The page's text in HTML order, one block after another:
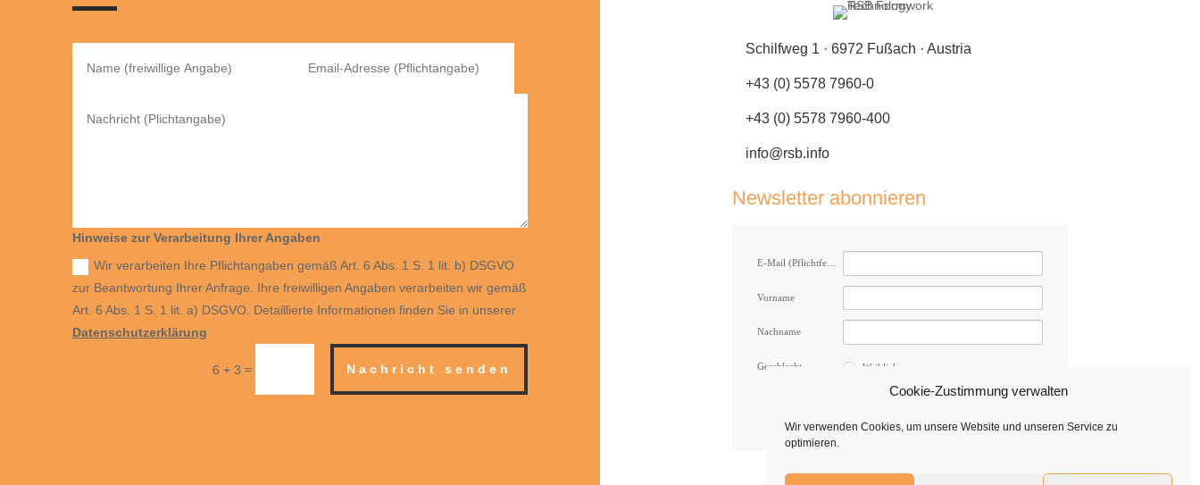
Cookie-Zustimmung verwalten
Wir verwenden Cookies, um unsere Website und unseren Service zu
optimieren.
Hinweise zur Verarbeitung Ihrer Angaben
Wir verarbeiten Ihre Pflichtangaben gemäß Art. 6 Abs. 1 S. 1 lit. b) DSGVO
zur Beantwortung Ihrer Anfrage. Ihre freiwilligen Angaben verarbeiten wir gemäß
Art. 6 Abs. 1 S. 1 lit. a) DSGVO. Detaillierte Informationen finden Sie in unserer
Datenschutzerklärung
6 + 3 = Nachricht senden
Schilfweg 1 · 6972 Fußach · Austria
+43 (0) 5578 7960-0
+43 (0) 5578 7960-400
info@rsb.info
Newsletter abonnieren
E-Mail (Pflichtfeld)
Vorname
Nachname
Geschlecht
Weiblich
Männlich